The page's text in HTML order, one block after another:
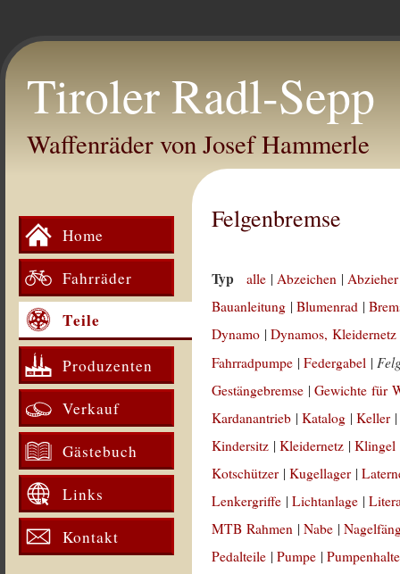
Tiroler Radl-Sepp
Waffenräder von Josef Hammerle
Home
Fahrräder
Teile
Produzenten
Verkauf
Gästebuch
Links
Kontakt
Felgenbremse
Typ alle |Abzeichen |
Bauanleitung |Blumenrad |
Dynamo |Dynamos, Kleidernetz
Fahrradpumpe |Federgabel |
Gestängebremse |Gewichte für
Kardanantrieb |Katalog |Keller
Kindersitz |Kleidernetz |Klingel
Kotschützer |Kugellager |
Lenkergriffe |Lichtanlage |
MTB Rahmen |Nabe |
Pedalteile |Pumpe |